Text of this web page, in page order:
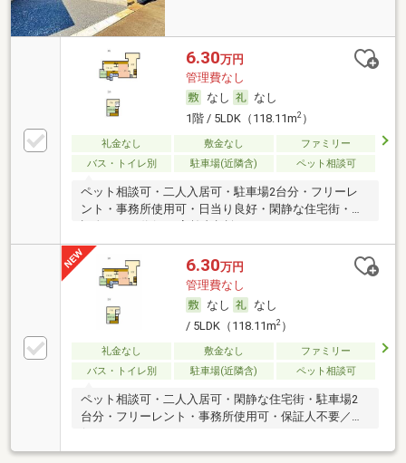
6.30万円
管理費なし
なし
なし
1階 / 5LDK（118.11m2）
礼金なし 敷金なし
ファミリー
バス・トイレ別
駐車場(近隣含) ペット相談可
ペット相談可・二人入居可・駐車場2台分・フリーレ
ント・事務所使用可・日当り良好・閑静な住宅街・保
6.30万円
管理費なし
なし
なし
/ 5LDK（118.11m2）
礼金なし 敷金なし
ファミリー
バス・トイレ別
駐車場(近隣含) ペット相談可
ペット相談可・二人入居可・閑静な住宅街・駐車場2
台分・フリーレント・事務所使用可・保証人不要／代